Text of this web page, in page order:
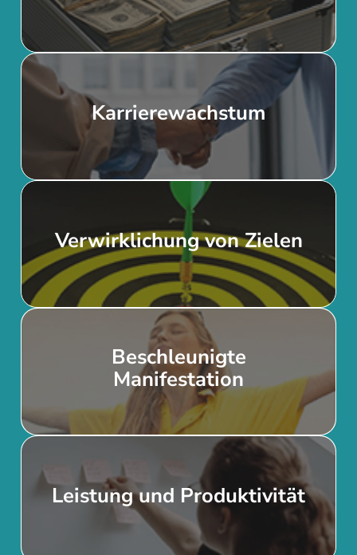
Karrierewachstum
Karriereziele schneller erreichen
Verwirklichung von Zielen
Ziele in Rekordzeit erreichen
Beschleunigte
Manifestation
Dein Traumleben einfacher
manifestieren
Leistung und Produktivität
Effizienter arbeiten